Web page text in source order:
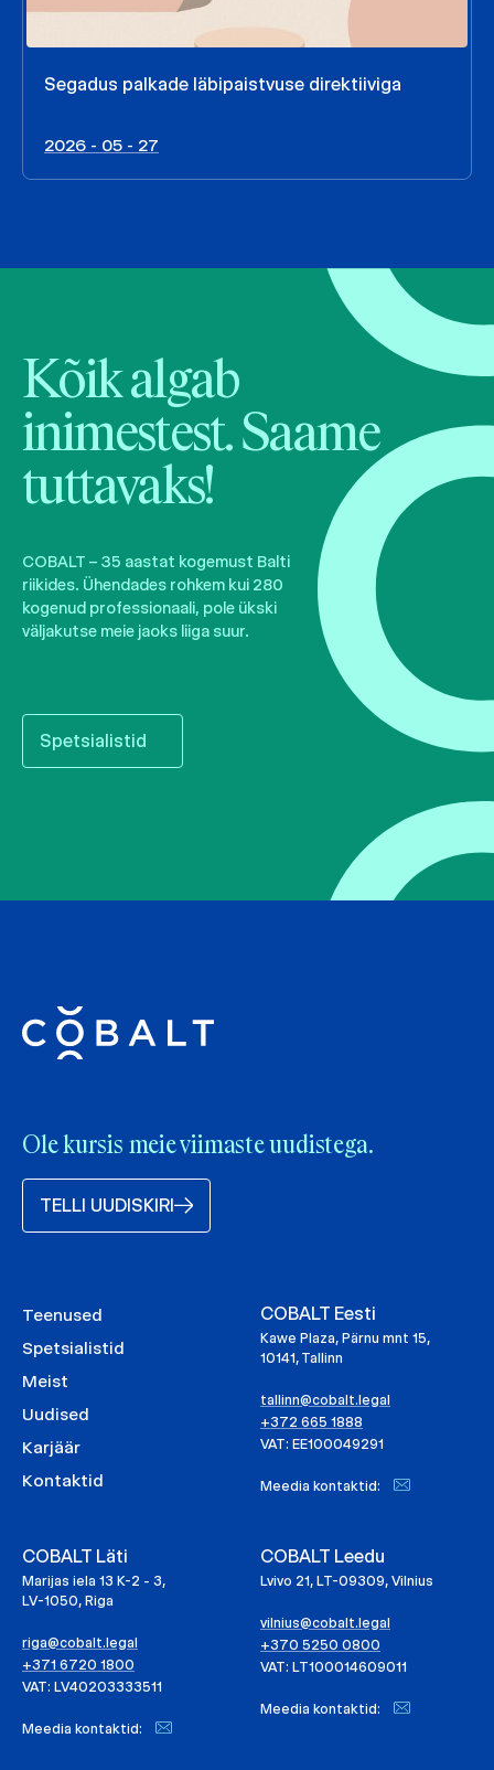
Segadus palkade läbipaistvuse direktiiviga
2026 - 05 - 27
Kõik algab
inimestest. Saame
tuttavaks!
COBALT – 35 aastat kogemust Balti
riikides. Ühendades rohkem kui 280
kogenud professionaali, pole ükski
väljakutse meie jaoks liiga suur.
Spetsialistid
Ole kursis meie viimaste uudistega.
TELLI UUDISKIRI
Teenused
Spetsialistid
Meist
Uudised
Karjäär
Kontaktid
COBALT Eesti
Kawe Plaza, Pärnu mnt 15,
10141, Tallinn
tallinn@cobalt.legal
+372 665 1888
VAT: EE100049291
Meedia kontaktid:
COBALT Läti
Marijas iela 13 K-2 - 3,
LV-1050, Riga
riga@cobalt.legal
+371 6720 1800
VAT: LV40203333511
Meedia kontaktid:
COBALT Leedu
Lvivo 21, LT-09309, Vilnius
vilnius@cobalt.legal
+370 5250 0800
VAT: LT100014609011
Meedia kontaktid: